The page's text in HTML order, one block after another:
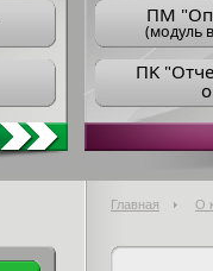
ПM
(модуль
ПK
Главная О